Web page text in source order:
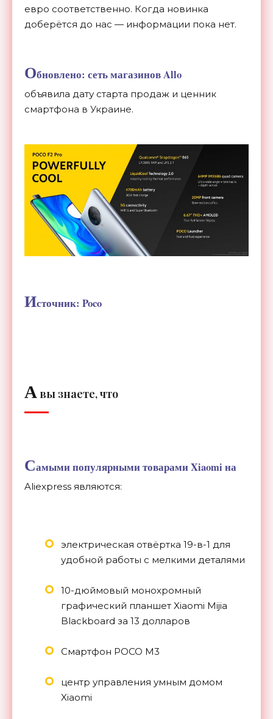
евро соответственно. Когда новинка
доберётся до нас — информации пока нет.
Обновлено: сеть магазинов Allo
объявила дату старта продаж и ценник
смартфона в Украине.
Источник: Poco
А вы знаете, что
Самыми популярными товарами Xiaomi на
Aliexpress являются:
электрическая отвёртка 19-в-1 для
удобной работы с мелкими деталями
10-дюймовый монохромный
графический планшет Xiaomi Mijia
Blackboard за 13 долларов
Смартфон POCO M3
центр управления умным домом
Xiaomi